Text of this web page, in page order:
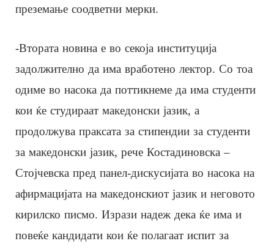
преземање соодветни мерки.
-Втората новина е во секоја институција
задолжително да има вработено лектор. Со тоа
одиме во насока да поттикнеме да има студенти
кои ќе студираат македонски јазик, а
продолжува праксата за стипендии за студенти
за македонски јазик, рече Костадиновска –
Стојчевска пред панел-дискусијата во насока на
афирмацијата на македонскиот јазик и неговото
кирилско писмо. Изрази надеж дека ќе има и
повеќе кандидати кои ќе полагаат испит за